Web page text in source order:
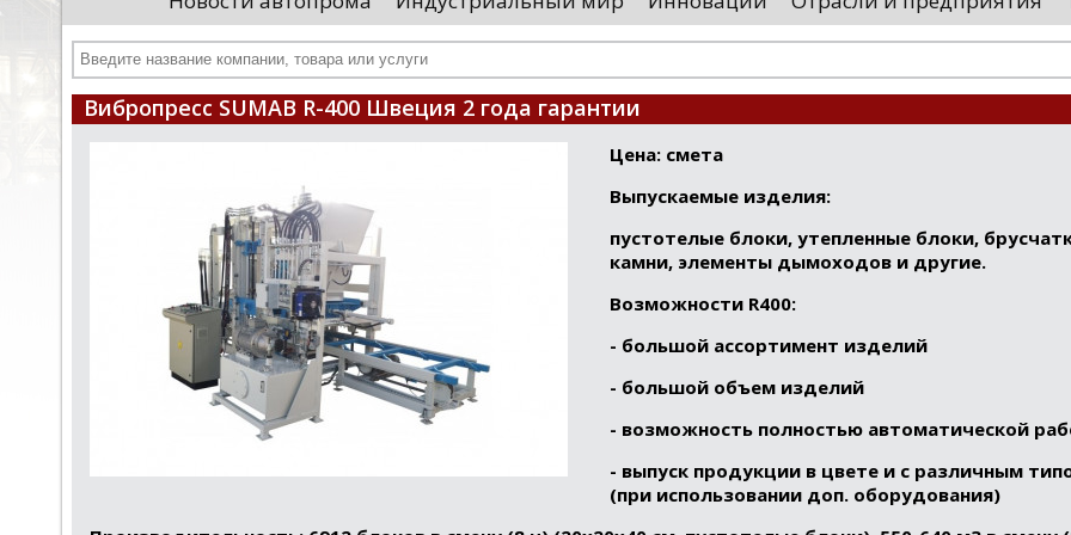
иностранными удостоверяющими центрами.
Чтобы...
проводятся необходимые проверки, после
чего спутники начнут...
«Уральские
Вибропресс SUMAB R-400 Швеция 2 года гарантии
Цена: смета
Выпускаемые изделия:
пустотелые блоки, утепленные блоки,
камни, элементы дымоходов и другие.
Возможности R400:
- большой ассортимент изделий
- большой объем изделий
- возможность полностью автоматической
- выпуск продукции в цвете и с различным
(при использовании доп. оборудования)